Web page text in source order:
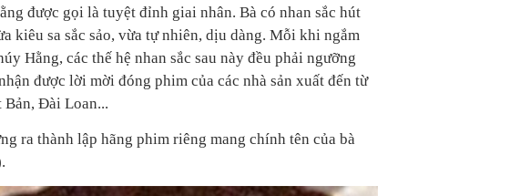
được gọi là tuyệt đỉnh giai nhân. Bà có nhan sắc hút
kiêu sa sắc sảo, vừa tự nhiên, dịu dàng. Mỗi khi ngắm
Hằng, các thế hệ nhan sắc sau này đều phải ngưỡng
được lời mời đóng phim của các nhà sản xuất đến từ
Đài Loan...
ra thành lập hãng phim riêng mang chính tên của bà